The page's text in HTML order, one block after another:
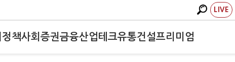
LIVE
정책사회 증권금융산업테크유통건설프리미엄